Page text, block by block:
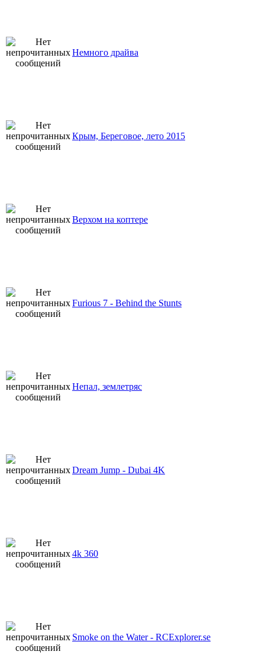
Немного драйва
Крым, Береговое, лето 2015
Верхом на коптере
Furious 7 - Behind the Stunts
Непал, землетряс
Dream Jump - Dubai 4K
4k 360
Smoke on the Water - RCExplorer.se